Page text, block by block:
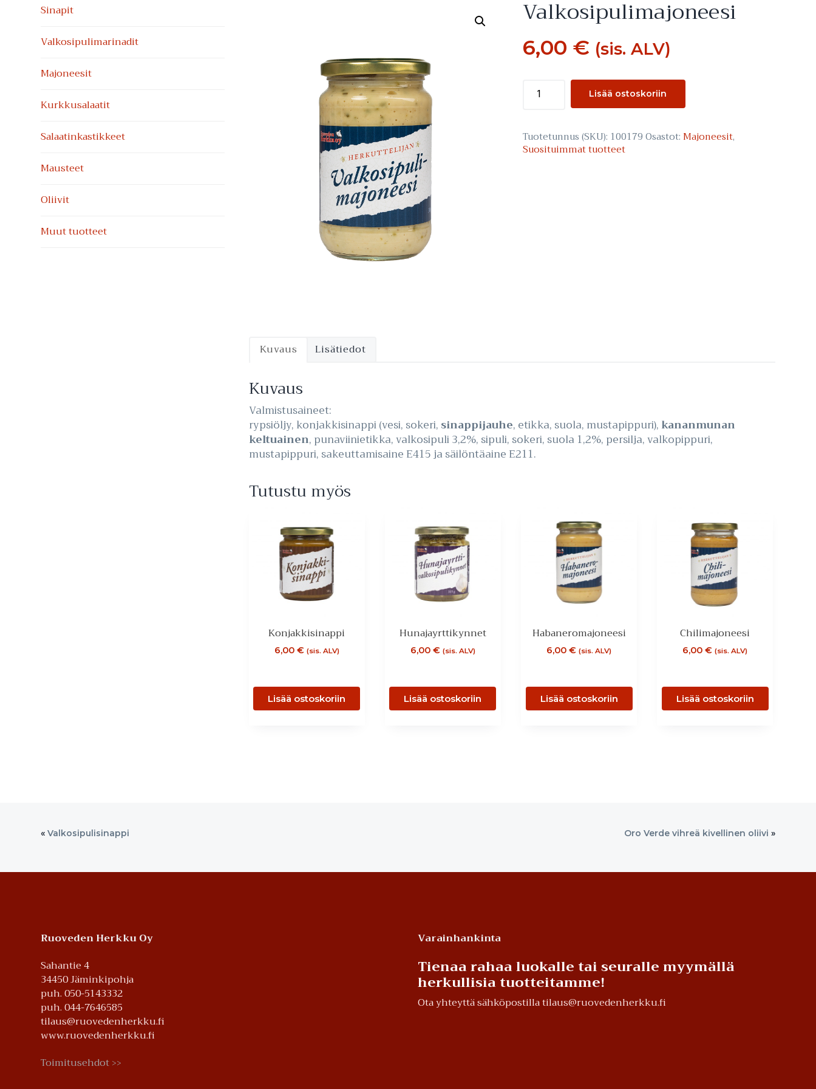
Valkosipuli­majoneesi
6,00 € (sis. ALV)
Valkosipuli­
majoneesi
Lisää ostoskoriin
Tuotetunnus (SKU): 100179Osastot:Majoneesit,
Suosituimmat tuotteet
Kuvaus Lisätiedot
Kuvaus
Valmistusaineet:
rypsiöljy, konjakkisinappi (vesi, sokeri, sinappijauhe, etikka, suola, mustapippuri), kananmunan
keltuainen, punaviinietikka, valkosipuli 3,2%, sipuli, sokeri, suola 1,2%, persilja, valkopippuri,
mustapippuri, sakeuttamisaine E415 ja säilöntäaine E211.
Tutustu myös
Konjakkisinappi
6,00 € (sis. ALV)
Lisää ostoskoriin
Hunajayrttikynnet
6,00 € (sis. ALV)
Lisää ostoskoriin
Habaneromajoneesi
6,00€ (sis. ALV)
Lisää ostoskoriin
Chilimajoneesi
6,00€ (sis. ALV)
Lisää ostoskoriin
Ensisijainen
Sinapit
Valkosipuli­marinadit
Majoneesit
Kurkkusalaatit
Salaatinkastikkeet
Mausteet
Oliivit
Muut tuotteet
«Valkosipulisinappi Oro Verde vihreä kivellinen oliivi »
Footer
Ruoveden Herkku Oy
Sahantie 4
34450 Jäminkipohja
puh. 050-5143332
puh. 044-7646585
tilaus@ruovedenherkku.fi
www.ruovedenherkku.fi
Toimitusehdot >>
Varainhankinta
Tienaa rahaa luokalle tai seuralle myymällä
herkullisia tuotteitamme!
Ota yhteyttä sähköpostilla tilaus@ruovedenherkku.fi